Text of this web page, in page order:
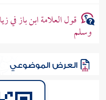
قول العلامة ابن باز في
وسلم
العرض الموضوعي